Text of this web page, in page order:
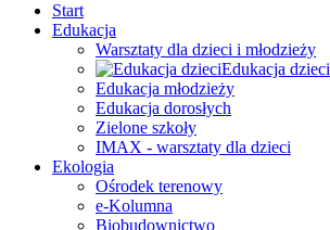
Start
Edukacja
Warsztaty dla dzieci i młodzieży
Edukacja dzieci
Edukacja młodzieży
Edukacja dorosłych
Zielone szkoły
IMAX - warsztaty dla dzieci
Ekologia
Ośrodek terenowy
e-Kolumna
Biobudownictwo